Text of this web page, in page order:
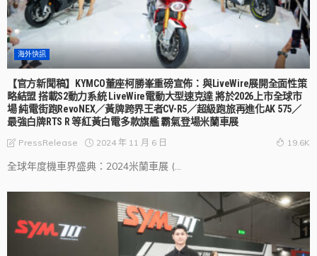
海外快訊
【官方新聞稿】KYMCO董座柯勝峯重磅宣佈：與LiveWire展開全面性策
略結盟 搭載S2動力系統 LiveWire電動大型速克達 將於2026上市全球市
場 純電街跑RevoNEX／黃牌跨界王者CV-R5／超級跑旅再進化AK 575／
最強白牌RTS R 等紅黃白電多款旗艦 霸氣登場米蘭車展
PressRelease 2024 年 11 月 6 日 19.6K
全球年度機車界盛典：2024米蘭車展 (...